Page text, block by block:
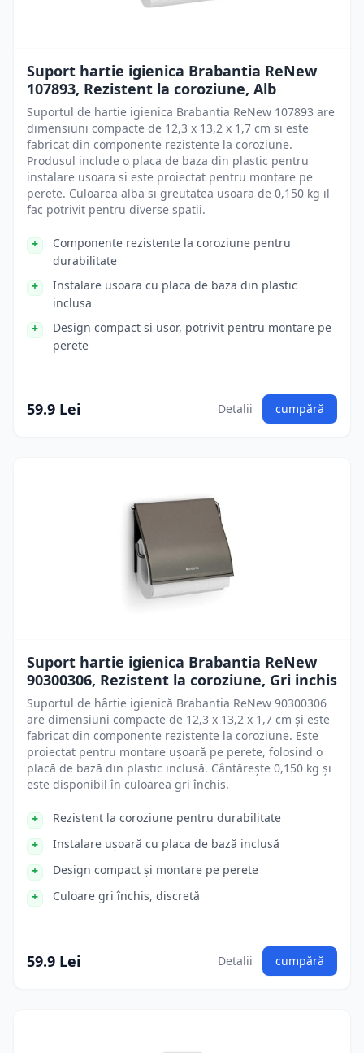
Suport hartie igienica Brabantia ReNew
107893, Rezistent la coroziune, Alb
Suportul de hartie igienica Brabantia ReNew 107893 are
dimensiuni compacte de 12,3 x 13,2 x 1,7 cm si este
fabricat din componente rezistente la coroziune.
Produsul include o placa de baza din plastic pentru
instalare usoara si este proiectat pentru montare pe
perete. Culoarea alba si greutatea usoara de 0,150 kg il
fac potrivit pentru diverse spatii.
Componente rezistente la coroziune pentru
durabilitate
Instalare usoara cu placa de baza din plastic
inclusa
Design compact si usor, potrivit pentru montare pe
perete
59.9 Lei Detalii cumpără
Suport hartie igienica Brabantia ReNew
90300306, Rezistent la coroziune, Gri inchis
Suportul de hârtie igienică Brabantia ReNew 90300306
are dimensiuni compacte de 12,3 x 13,2 x 1,7 cm și este
fabricat din componente rezistente la coroziune. Este
proiectat pentru montare ușoară pe perete, folosind o
placă de bază din plastic inclusă. Cântărește 0,150 kg și
este disponibil în culoarea gri închis.
Rezistent la coroziune pentru durabilitate
Instalare ușoară cu placa de bază inclusă
Design compact și montare pe perete
Culoare gri închis, discretă
59.9 Lei Detalii cumpără